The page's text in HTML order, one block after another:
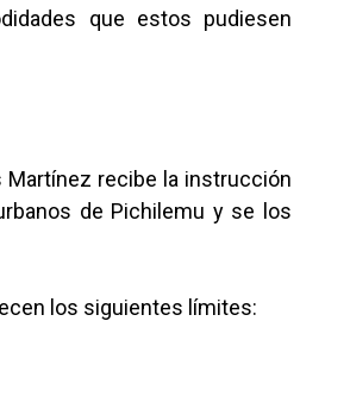
que estos pudiesen
Martínez recibe la instrucción
de Pichilemu y se los
los siguientes límites: